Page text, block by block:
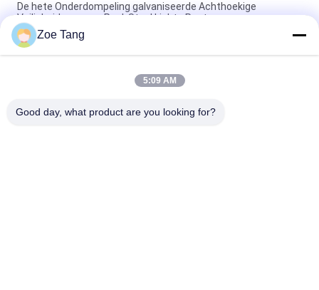
De hete Onderdompeling galvaniseerde Achthoekige
Veiligheidscamera Pool, Staal Lichte Post
H 6.5m Weerbestendigheid van de Camerapolen van Weg de
Monitor Gegalvaniseerde kabeltelevisie
Het professionele Veelhoekige Gegalvaniseerde
Zoe Tang
5:09 AM
Good day, what product are you looking for?